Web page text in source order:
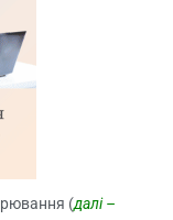
(далі –